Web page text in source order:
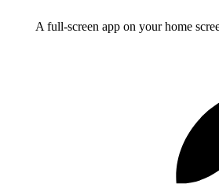
A full-screen app on your home